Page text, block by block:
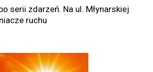
serii zdarzeń. Na ul. Młynarskiej
ruchu